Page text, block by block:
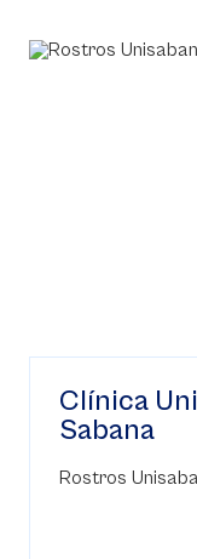
Clínica
Sabana
Rostros